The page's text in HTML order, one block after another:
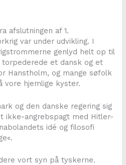
afslutningen af 1.
var under udvikling. I
genlyd helt op til
et dansk og et
Hanstholm, og mange søfolk
vore hjemlige kyster.
og den danske regering sig
ikke-angrebspagt med Hitler-
idé og filosofi
vort syn på tyskerne.